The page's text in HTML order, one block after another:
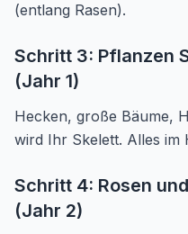
(entlang Rasen).
Schritt 3: Pflanzen
(Jahr 1)
Hecken, große Bäume,
wird Ihr Skelett. Alles im
Schritt 4: Rosen
(Jahr 2)